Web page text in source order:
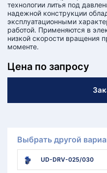
технологии литья под
надежной конструкции
эксплуатационными
работой. Применяются в
низкой скорости вращения
моменте.
Цена по запросу
Выбрать другой
UD-DRV-025/030